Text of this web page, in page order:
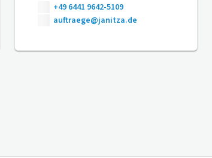
+49 6441 9642-5109
auftraege@janitza.de